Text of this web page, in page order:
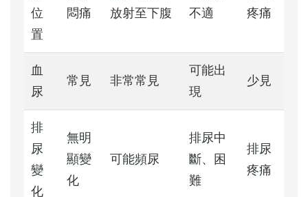
位
置
悶痛
放射至下腹
不適
疼痛
血
尿
常見 非常常見
可能出
現
少見
排
尿
變
化
無明
顯變
化
可能頻尿
排尿中
斷、困
難
排尿
疼痛